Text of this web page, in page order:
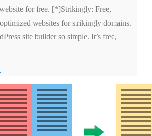
for free. [*]Strikingly: Free,
websites for strikingly domains.
site builder so simple. It’s free,